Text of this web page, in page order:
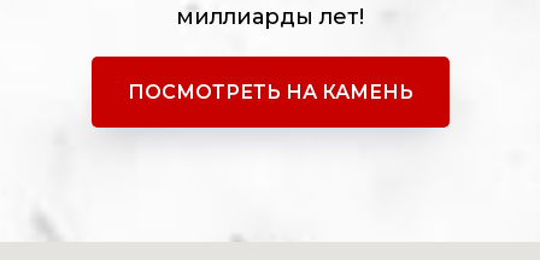
миллиарды лет!
ПОСМОТРЕТЬ НА КАМЕНЬ